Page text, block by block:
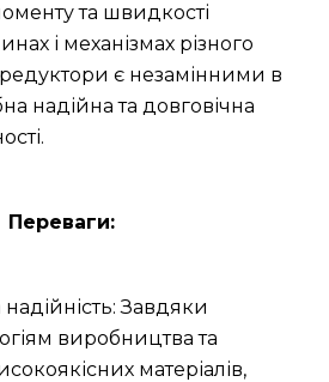
та швидкості
і механізмах різного
є незамінними в
надійна та довговічна
Переваги:
Завдяки
виробництва та
матеріалів,